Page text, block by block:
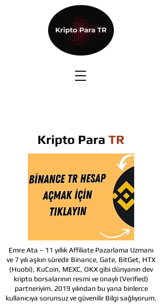
Kripto Para TR
Emre Ata – 11 yıllık Affiliate Pazarlama Uzmanı
ve 7 yılı aşkın süredir Binance, Gate, BitGet, HTX
(Huobi), KuCoin, MEXC, OKX gibi dünyanın dev
kripto borsalarının resmi ve onaylı (Verified)
partneriyim. 2019 yılından bu yana binlerce
kullanıcıya sorunsuz ve güvenilir Bilgi sağlıyorum.